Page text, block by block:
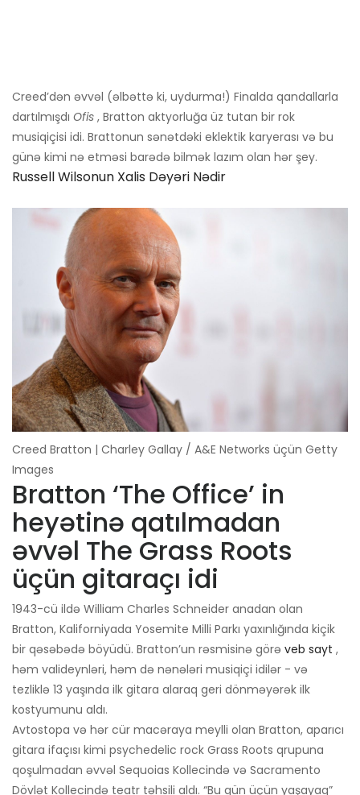
Creed’dən əvvəl (əlbəttə ki, uydurma!) Finalda qandallarla
dartılmışdı Ofis , Bratton aktyorluğa üz tutan bir rok
musiqiçisi idi. Brattonun sənətdəki eklektik karyerası və bu
günə kimi nə etməsi barədə bilmək lazım olan hər şey.
Russell Wilsonun Xalis Dəyəri Nədir
Creed Bratton | Charley Gallay / A&E Networks üçün Getty
Images
Bratton ‘The Office’ in
heyətinə qatılmadan
əvvəl The Grass Roots
üçün gitaraçı idi
1943-cü ildə William Charles Schneider anadan olan
Bratton, Kaliforniyada Yosemite Milli Parkı yaxınlığında kiçik
bir qəsəbədə böyüdü. Bratton’un rəsmisinə görə veb sayt ,
həm valideynləri, həm də nənələri musiqiçi idilər - və
tezliklə 13 yaşında ilk gitara alaraq geri dönməyərək ilk
kostyumunu aldı.
Avtostopa və hər cür macəraya meylli olan Bratton, aparıcı
gitara ifaçısı kimi psychedelic rock Grass Roots qrupuna
qoşulmadan əvvəl Sequoias Kollecində və Sacramento
Dövlət Kollecində teatr təhsili aldı. “Bu gün üçün yaşayaq”